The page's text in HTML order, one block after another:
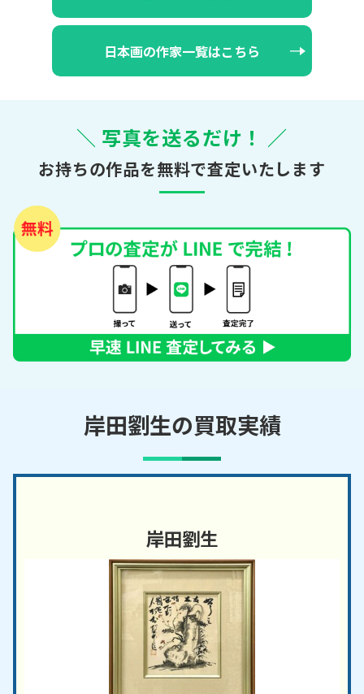
日本画の作家一覧はこちら
＼ 写真を送るだけ！ ／
お持ちの作品を無料で査定いたします
岸田劉生の買取実績
岸田劉生